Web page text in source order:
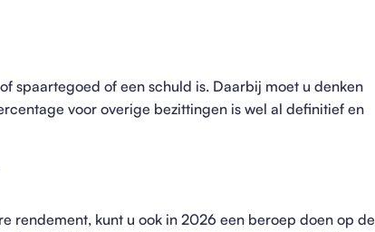
spaartegoed of een schuld is. Daarbij moet u denken
voor overige bezittingen is wel al definitief en
rendement, kunt u ook in 2026 een beroep doen op de